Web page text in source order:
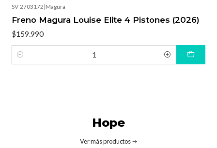
SV-2703172 |Magura
Freno Magura Louise Elite 4 Pistones (2026)
$159.990
Cantidad
Hope
Ver más productos